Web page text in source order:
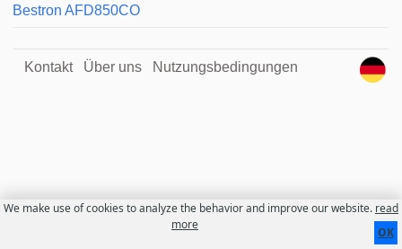
Bestron AFD850CO
Kontakt Über uns Nutzungsbedingungen
We make use of cookies to analyze the behavior and improve our website. read
more
OK